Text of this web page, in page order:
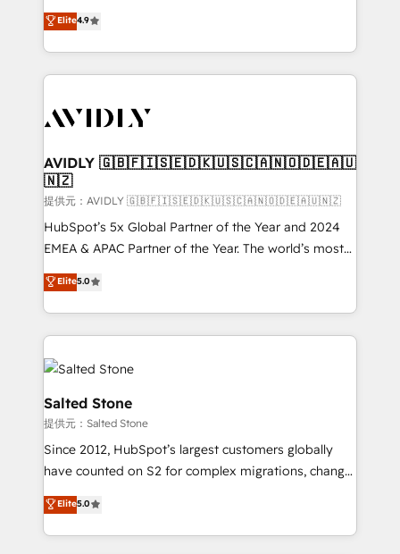
AI, & maximize AEO with tailored AI services. 🧩
Integrations: Extend HubSpot with custom
North America. Avec plus de 115 experts en
marketing automation, Growth, Revops, CRM et
webdesign. Markentive is both a consulting firm, a
digital agency and an integrator. With over 115
CRM and webdesign (We focus on EMEA - USA
Elite4.9
AVIDLY 🇬🇧🇫🇮🇸🇪🇩🇰🇺🇸🇨🇦🇳🇴🇩🇪🇦🇺
🇳🇿
提供元：AVIDLY 🇬🇧🇫🇮🇸🇪🇩🇰🇺🇸🇨🇦🇳🇴🇩🇪🇦🇺🇳🇿
HubSpot’s 5x Global Partner of the Year and 2024
EMEA & APAC Partner of the Year. The world’s most
experienced and fully accredited HubSpot Solutions
Partner. 🚀 With 2,750+ HubSpot projects delivered
and 370+ specialists across EMEA, APAC and NAM,
we de-risk complex CRM programmes and
accelerate ROI across every HubSpot Hub. 🧭 From
multi-region migrations to AI-powered automation,
we turn complexity into clarity, human at global
scale. 🏆 HubSpot’s CEO called us “the partner of the
future.” Others agree it is proof of trust built through
measurable impact.
Elite5.0
Salted Stone
提供元：Salted Stone
Since 2012, HubSpot’s largest customers globally
have counted on S2 for complex migrations, change
management, systems integration, and creative
solutions that deliver measurable impact and
transform brand experiences As one of the few full-
Elite5.0